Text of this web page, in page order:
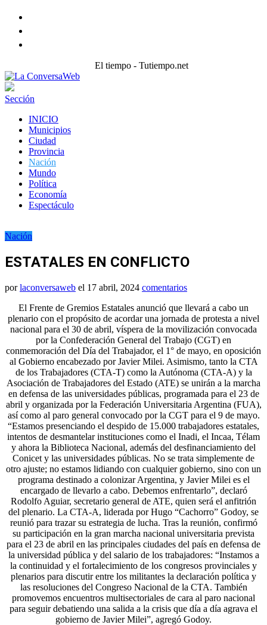
El tiempo - Tutiempo.net
Sección
INICIO
Municipios
Ciudad
Provincia
Nación
Mundo
Política
Economía
Espectáculo
Nación
ESTATALES EN CONFLICTO
porlaconversaweb el 17 abril, 2024 comentarios
El Frente de Gremios Estatales anunció que llevará a cabo un
plenario con el propósito de acordar una jornada de protesta a nivel
nacional para el 30 de abril, víspera de la movilización convocada
por la Confederación General del Trabajo (CGT) en
conmemoración del Día del Trabajador, el 1° de mayo, en oposición
al Gobierno encabezado por Javier Milei. Asimismo, tanto la CTA
de los Trabajadores (CTA-T) como la Autónoma (CTA-A) y la
Asociación de Trabajadores del Estado (ATE) se unirán a la marcha
en defensa de las universidades públicas, programada para el 23 de
abril y organizada por la Federación Universitaria Argentina (FUA),
así como al paro general convocado por la CGT para el 9 de mayo.
“Estamos presenciando el despido de 15.000 trabajadores estatales,
intentos de desmantelar instituciones como el Inadi, el Incaa, Télam
y ahora la Biblioteca Nacional, además del desfinanciamiento del
Conicet y las universidades públicas. No se trata simplemente de
otro ajuste; no estamos lidiando con cualquier gobierno, sino con un
programa destinado a colonizar Argentina, y Javier Milei es el
encargado de llevarlo a cabo. Debemos enfrentarlo”, declaró
Rodolfo Aguiar, secretario general de ATE, quien será el anfitrión
del plenario. La CTA-A, liderada por Hugo “Cachorro” Godoy, se
reunió para trazar su estrategia de lucha. Tras la reunión, confirmó
su participación en la gran marcha nacional universitaria prevista
para el 23 de abril en las principales ciudades del país en defensa de
la universidad pública y del salario de los trabajadores: “Instamos a
la continuidad y el fortalecimiento de los congresos provinciales y
plenarios para discutir entre los militantes la declaración política y
las resoluciones del Congreso Nacional de la CTA. También
promovemos encuentros multisectoriales de cara al paro nacional
para seguir debatiendo una salida a la crisis que día a día agrava el
gobierno de Javier Milei”, agregó Godoy.